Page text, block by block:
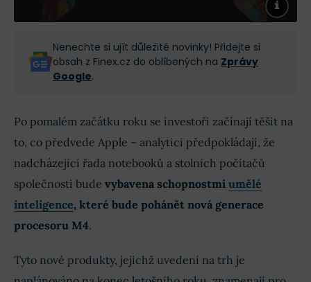
Nenechte si ujít důležité novinky! Přidejte si
obsah z Finex.cz do oblíbených na Zprávy
Google.
Po pomalém začátku roku se investoři začínají těšit na
to, co předvede Apple – analytici předpokládají, že
nadcházející řada notebooků a stolních počítačů
společnosti bude vybavena schopnostmi umělé
inteligence, které bude pohánět nová generace
procesoru M4.
Tyto nové produkty, jejichž uvedení na trh je